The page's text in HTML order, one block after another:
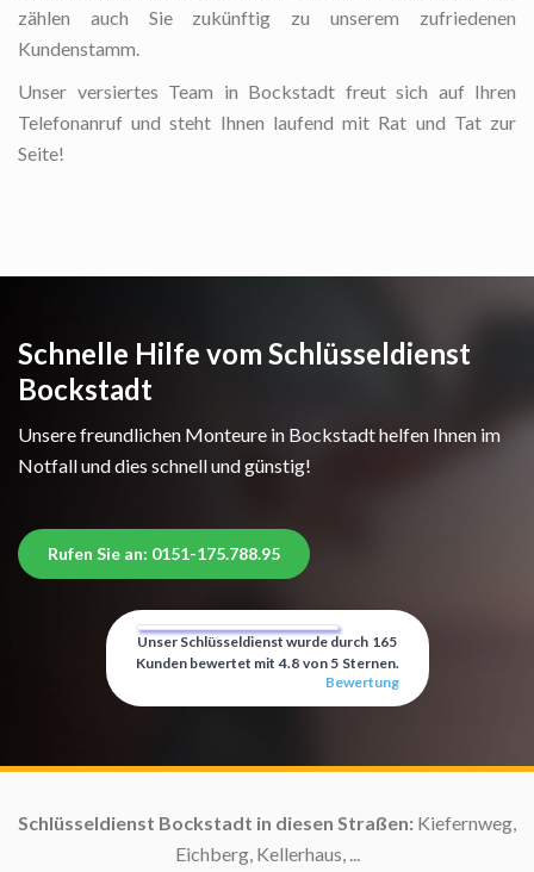
zählen auch Sie zukünftig zu unserem zufriedenen
Kundenstamm.
Unser versiertes Team in Bockstadt freut sich auf Ihren
Telefonanruf und steht Ihnen laufend mit Rat und Tat zur
Seite!
Schnelle Hilfe vom Schlüsseldienst
Bockstadt
Unsere freundlichen Monteure in Bockstadt helfen Ihnen im
Notfall und dies schnell und günstig!
Rufen Sie an: 0151-175.788.95
Unser Schlüsseldienst wurde durch 165
Kunden bewertet mit 4.8 von 5 Sternen.
Bewertung
Schlüsseldienst Bockstadt in diesen Straßen: Kiefernweg,
Eichberg, Kellerhaus, ...